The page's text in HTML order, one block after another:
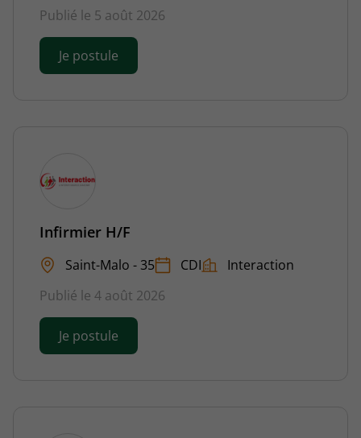
Publié le 5 août 2026
Je postule
Infirmier H/F
Saint-Malo - 35 CDI
Interaction
Publié le 4 août 2026
Je postule